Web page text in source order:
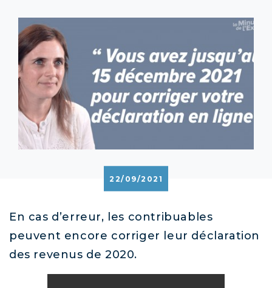
22/09/2021
En cas d’erreur, les contribuables
peuvent encore corriger leur déclaration
des revenus de 2020.